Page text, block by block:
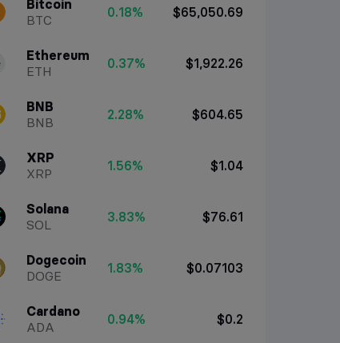
Bitcoin
BTC
0.18% $65,050.69
Ethereum
ETH
0.37% $1,922.26
BNB
BNB
2.28% $604.65
XRP
XRP
1.56% $1.04
Solana
SOL
3.83% $76.61
Dogecoin
DOGE
1.83% $0.07103
Cardano
ADA
0.94% $0.2